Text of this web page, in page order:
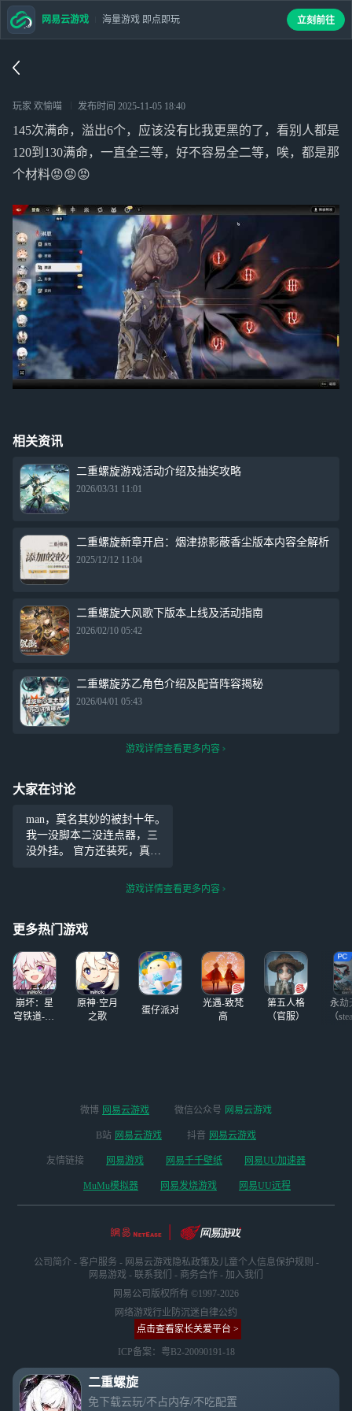
玩家 欢愉喵 发布时间 2025-11-05 18:40
145次满命，溢出6个，应该没有比我更黑的了，看别人都是
120到130满命，一直全三等，好不容易全二等，唉，都是那
个材料😡😡😡
二重螺旋
免下载云玩/不占内存/不吃配置
相关资讯
二重螺旋游戏活动介绍及抽奖攻略
2026/03/31 11:01
二重螺旋新章开启：烟津掠影蔽香尘版本内容全解析
2025/12/12 11:04
二重螺旋大风歌下版本上线及活动指南
2026/02/10 05:42
二重螺旋苏乙角色介绍及配音阵容揭秘
2026/04/01 05:43
游戏详情查看更多内容
大家在讨论
man，莫名其妙的被封十年。
我一没脚本二没连点器，三
没外挂。 官方还装死，真正
封。 我什么没干，发个言骂c
世
游戏详情查看更多内容
更多热门游戏
崩坏：星
穹铁道-4.4
原神·空月
之歌
蛋仔派对
光遇-致梵
高
第五人格
（官服）
永劫
（
网易云游戏 海量游戏 即点即玩 立刻前往
微博 网易云游戏 微信公众号 网易云游戏
B站 网易云游戏 抖音 网易云游戏
友情链接 网易游戏 网易千千壁纸 网易UU加速器
MuMu模拟器 网易发烧游戏 网易UU远程
公司简介 - 客户服务 - 网易云游戏隐私政策及儿童个人信息保护规则 -
网易游戏 - 联系我们 - 商务合作 - 加入我们
网易公司版权所有 ©1997-2026
网络游戏行业防沉迷自律公约
点击查看家长关爱平台 >
ICP备案：粤B2-20090191-18